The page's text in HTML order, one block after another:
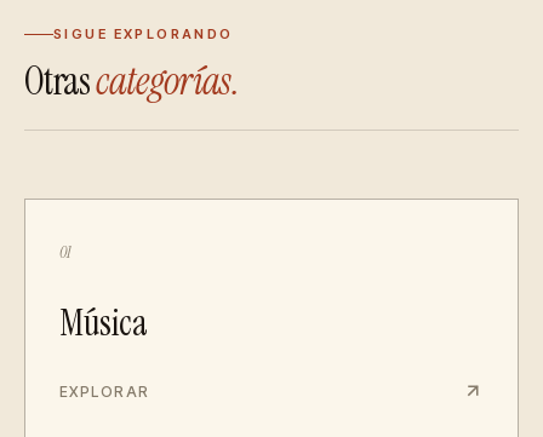
SIGUE EXPLORANDO
Otrascategorías.
01
Música
EXPLORAR